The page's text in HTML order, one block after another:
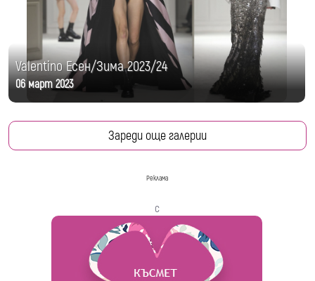
Valentino Есен/Зима 2023/24
06 март 2023
Зареди още галерии
Реклама
с